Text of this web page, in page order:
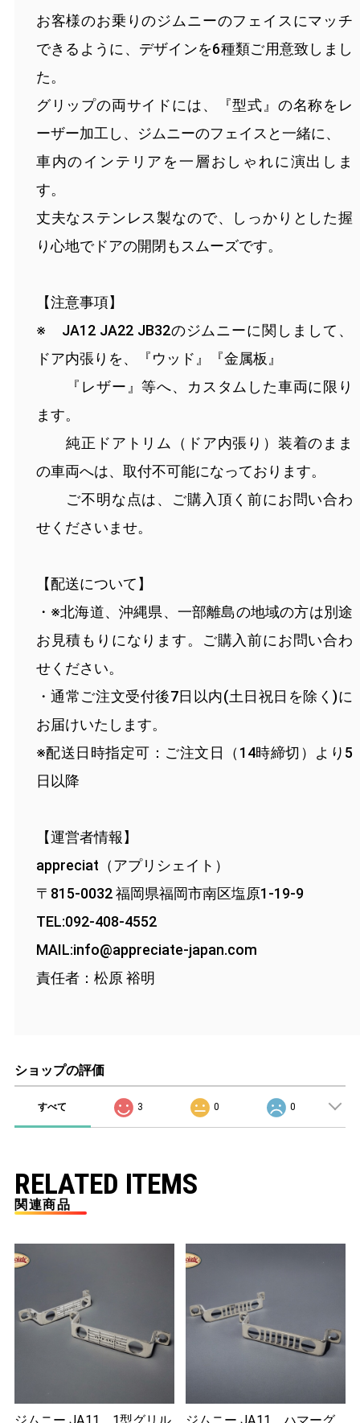
お客様のお乗りのジムニーのフェイスにマッチ
できるように、デザインを6種類ご用意致しまし
た。
グリップの両サイドには、『型式』の名称をレ
ーザー加工し、ジムニーのフェイスと一緒に、
車内のインテリアを一層おしゃれに演出しま
す。
丈夫なステンレス製なので、しっかりとした握
り心地でドアの開閉もスムーズです。
【注意事項】
※ JA12 JA22 JB32のジムニーに関しまして、
ドア内張りを、『ウッド』『金属板』
『レザー』等へ、カスタムした車両に限り
ます。
純正ドアトリム（ドア内張り）装着のまま
の車両へは、取付不可能になっております。
ご不明な点は、ご購入頂く前にお問い合わ
せくださいませ。
【配送について】
・※北海道、沖縄県、一部離島の地域の方は別途
お見積もりになります。ご購入前にお問い合わ
せください。
・通常ご注文受付後7日以内(土日祝日を除く)に
お届けいたします。
※配送日時指定可：ご注文日（14時締切）より5
日以降
【運営者情報】
appreciat（アプリシェイト）
〒815-0032 福岡県福岡市南区塩原1-19-9
TEL:092-408-4552
MAIL:info@appreciate-japan.com
責任者：松原 裕明
ショップの評価
すべて 3 0 0
RELATED ITEMS
関連商品